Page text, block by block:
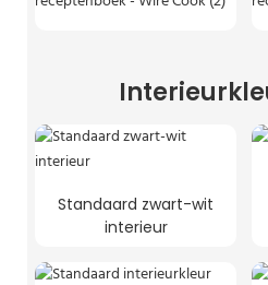
Standaard zwart-wit
interieur